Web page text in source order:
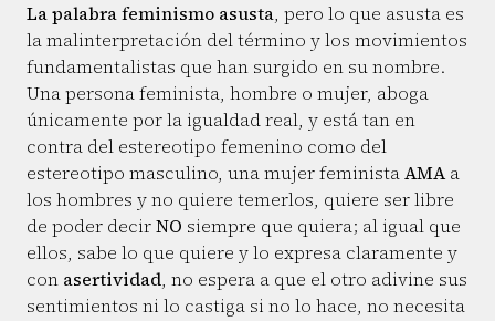
La palabra feminismo asusta, pero lo que asusta es
la malinterpretación del término y los movimientos
fundamentalistas que han surgido en su nombre.
Una persona feminista, hombre o mujer, aboga
únicamente por la igualdad real, y está tan en
contra del estereotipo femenino como del
estereotipo masculino, una mujer feministaAMAa
los hombres y no quiere temerlos, quiere ser libre
de poder decirNO siempre que quiera; al igual que
ellos, sabe lo que quiere y lo expresa claramente y
con asertividad, no espera a que el otro adivine sus
sentimientos ni lo castiga si no lo hace, no necesita